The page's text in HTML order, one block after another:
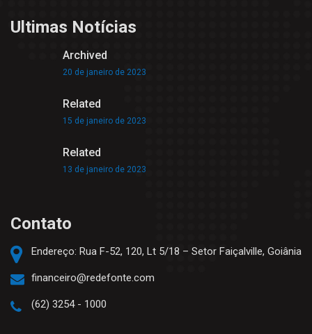
Ultimas Notícias
Archived
20 de janeiro de 2023
Related
15 de janeiro de 2023
Related
13 de janeiro de 2023
Contato
Endereço: Rua F-52, 120, Lt 5/18 – Setor Faiçalville, Goiânia
financeiro@redefonte.com
(62) 3254 - 1000